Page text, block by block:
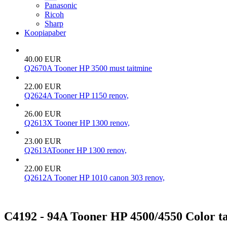
Panasonic
Ricoh
Sharp
Koopiapaber
40.00 EUR
Q2670A Tooner HP 3500 must taitmine
22.00 EUR
Q2624A Tooner HP 1150 renov,
26.00 EUR
Q2613X Tooner HP 1300 renov,
23.00 EUR
Q2613ATooner HP 1300 renov,
22.00 EUR
Q2612A Tooner HP 1010 canon 303 renov,
C4192 - 94A Tooner HP 4500/4550 Color